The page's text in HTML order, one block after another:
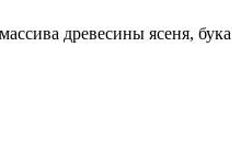
древесины ясеня, бука